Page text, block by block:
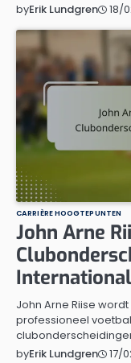
byErik Lundgren 18/
CARRIÈRE HOOGTEPUNTEN
John Arne
John Arne Riise
professioneel
byErik Lundgren 17/